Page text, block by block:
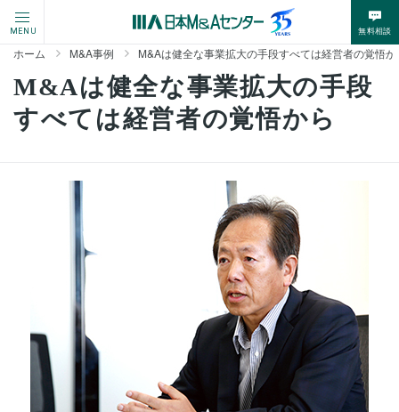
MENU 無料相談
ホーム M&A事例 M&Aは健全な事業拡大の手段すべては経営者の覚悟か
M&Aは健全な事業拡大の手段
すべては経営者の覚悟から